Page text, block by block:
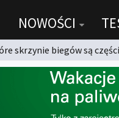
NOWOŚCI
skrzynie biegów są